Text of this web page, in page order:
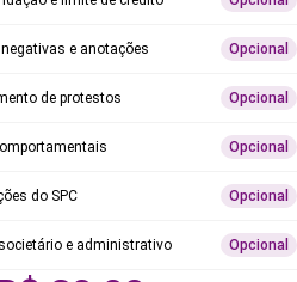
e anotações Opcional
de protestos Opcional
Opcional
do SPC Opcional
e administrativo Opcional